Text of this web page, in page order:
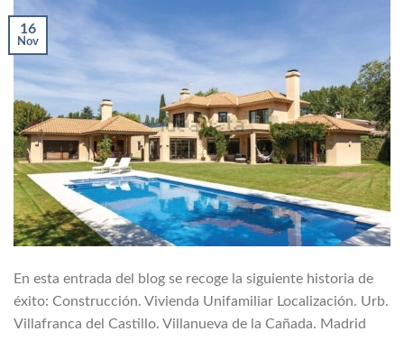
16
Nov
En esta entrada del blog se recoge la siguiente historia de
éxito: Construcción. Vivienda Unifamiliar Localización. Urb.
Villafranca del Castillo. Villanueva de la Cañada. Madrid